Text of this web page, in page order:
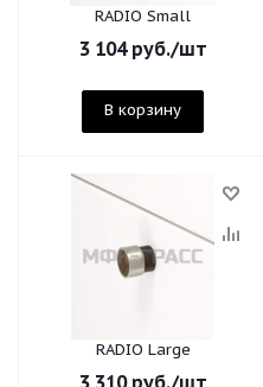
RADIO Small
3 104руб./шт
В корзину
RADIO Large
3 310руб./шт